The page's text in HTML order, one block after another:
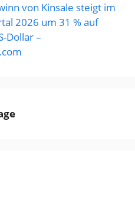
von Kinsale steigt im
2026 um 31 % auf
Dollar –